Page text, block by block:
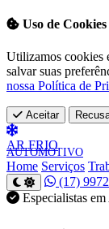
Uso de Cookies
Utilizamos cookies
salvar suas
nossa Política de
Aceitar
ARFRIO
AUTOMOTIVO
Home Serviços
(17)
Especialistas